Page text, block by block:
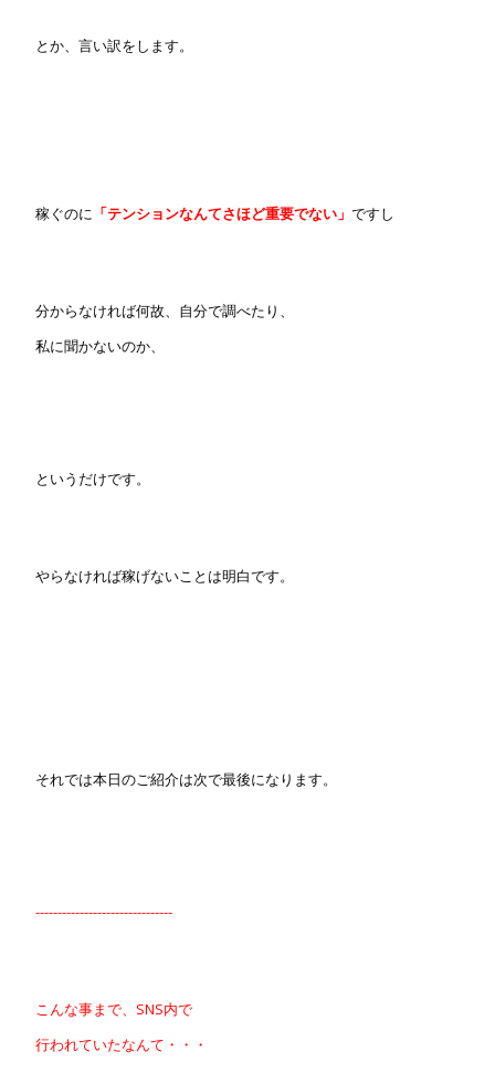
とか、言い訳をします。
稼ぐのに 「テンションなんてさほど重要でない」 ですし
分からなければ何故、自分で調べたり、
私に聞かないのか、
というだけです。
やらなければ稼げないことは明白です。
それでは本日のご紹介は次で最後になります。
-------------------------------
こんな事まで、SNS内で
行われていたなんて・・・